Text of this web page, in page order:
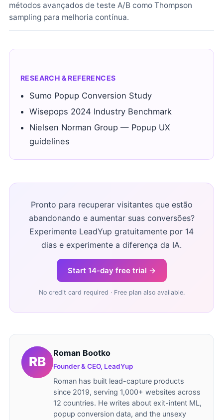
métodos avançados de teste A/B como Thompson
sampling para melhoria contínua.
RESEARCH & REFERENCES
Sumo Popup Conversion Study
Wisepops 2024 Industry Benchmark
Nielsen Norman Group — Popup UX
guidelines
Pronto para recuperar visitantes que estão
abandonando e aumentar suas conversões?
Experimente LeadYup gratuitamente por 14
dias e experimente a diferença da IA.
Start 14-day free trial →
No credit card required · Free plan also available.
Roman Bootko
Founder & CEO, LeadYup
Roman has built lead-capture products
since 2019, serving 1,000+ websites across
12 countries. He writes about exit-intent ML,
popup conversion data, and the unsexy